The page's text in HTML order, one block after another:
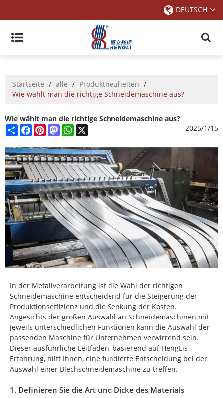
DEUTSCH
Startseite / alle / Produktneuheiten /
Wie wählt man die richtige Schneidemaschine aus?
Wie wählt man die richtige Schneidemaschine aus?
ShareFacebook
PinterestMastodonWhatsApp 2025/1/15
In der Metallverarbeitung ist die Wahl der richtigen
Schneidemaschine entscheidend für die Steigerung der
Produktionseffizienz und die Senkung der Kosten.
Angesichts der großen Auswahl an Schneidemaschinen mit
jeweils unterschiedlichen Funktionen kann die Auswahl der
passenden Maschine für Unternehmen verwirrend sein.
Dieser ausführliche Leitfaden, basierend auf HengLis
Erfahrung, hilft Ihnen, eine fundierte Entscheidung bei der
Auswahl einer Blechschneidemaschine zu treffen.
1. Definieren Sie die Art und Dicke des Materials